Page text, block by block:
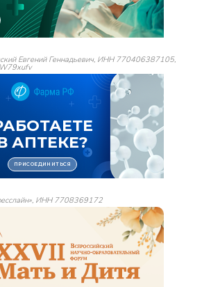
Евгений Геннадьевич, ИНН 770406387105,
ИНН 7708369172